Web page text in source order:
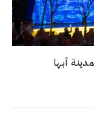
أبها